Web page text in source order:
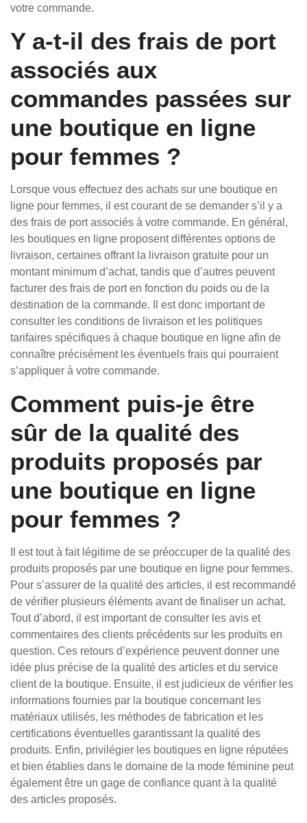
votre commande.
Y a-t-il des frais de port
associés aux
commandes passées sur
une boutique en ligne
pour femmes ?
Lorsque vous effectuez des achats sur une boutique en
ligne pour femmes, il est courant de se demander s’il y a
des frais de port associés à votre commande. En général,
les boutiques en ligne proposent différentes options de
livraison, certaines offrant la livraison gratuite pour un
montant minimum d’achat, tandis que d’autres peuvent
facturer des frais de port en fonction du poids ou de la
destination de la commande. Il est donc important de
consulter les conditions de livraison et les politiques
tarifaires spécifiques à chaque boutique en ligne afin de
connaître précisément les éventuels frais qui pourraient
s’appliquer à votre commande.
Comment puis-je être
sûr de la qualité des
produits proposés par
une boutique en ligne
pour femmes ?
Il est tout à fait légitime de se préoccuper de la qualité des
produits proposés par une boutique en ligne pour femmes.
Pour s’assurer de la qualité des articles, il est recommandé
de vérifier plusieurs éléments avant de finaliser un achat.
Tout d’abord, il est important de consulter les avis et
commentaires des clients précédents sur les produits en
question. Ces retours d’expérience peuvent donner une
idée plus précise de la qualité des articles et du service
client de la boutique. Ensuite, il est judicieux de vérifier les
informations fournies par la boutique concernant les
matériaux utilisés, les méthodes de fabrication et les
certifications éventuelles garantissant la qualité des
produits. Enfin, privilégier les boutiques en ligne réputées
et bien établies dans le domaine de la mode féminine peut
également être un gage de confiance quant à la qualité
des articles proposés.